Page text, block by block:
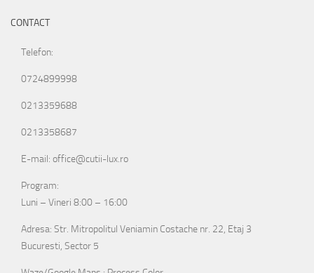
CONTACT
Telefon:
0724899998
0213359688
0213358687
E-mail: office@cutii-lux.ro
Program:
Luni – Vineri 8:00 – 16:00
Adresa: Str. Mitropolitul Veniamin Costache nr. 22, Etaj 3
Bucuresti, Sector 5